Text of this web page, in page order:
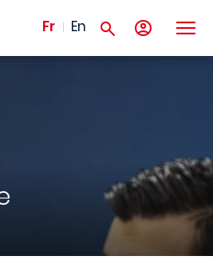
Fr En